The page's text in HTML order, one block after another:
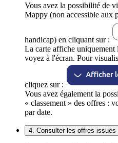
Vous avez la possibilité de
Mappy (non accessible aux
handicap) en cliquant sur :
La carte affiche
voyez à l'écran. Pour
cliquez sur :
Vous avez également la
« classement » des offres :
par date.
4. Consulter les offres issues